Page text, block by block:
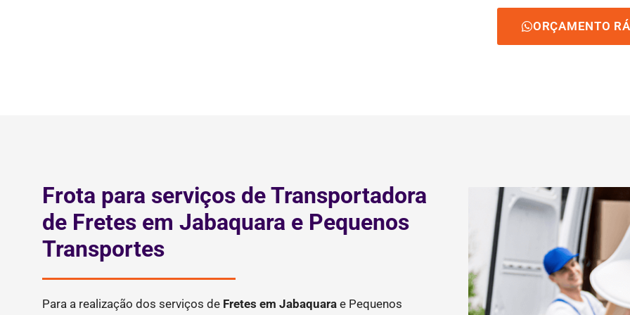
ORÇAMENTO
Frota para serviços de Transportadora
de Fretes em Jabaquara e Pequenos
Transportes
Para a realização dos serviços de Fretes em Jabaquara e Pequenos